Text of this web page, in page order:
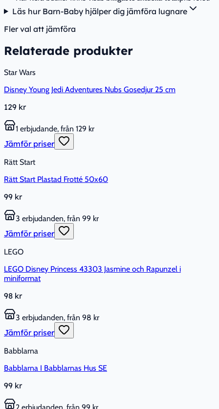
Läs hur Barn-Baby hjälper dig jämföra lugnare
Fler val att jämföra
Relaterade produkter
Star Wars
Disney Young Jedi Adventures Nubs Gosedjur 25 cm
129 kr
1 erbjudande, från 129 kr
Jämför priser
Rätt Start
Rätt Start Plastad Frotté 50x60
99 kr
3 erbjudanden, från 99 kr
Jämför priser
LEGO
LEGO Disney Princess 43303 Jasmine och Rapunzel i
miniformat
98 kr
3 erbjudanden, från 98 kr
Jämför priser
Babblarna
Babblarna I Babblarnas Hus SE
99 kr